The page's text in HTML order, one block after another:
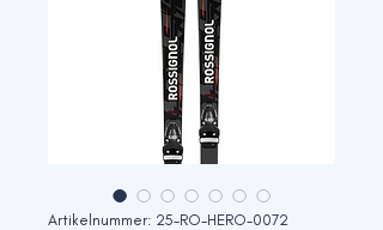
Artikelnummer: 25-RO-HERO-0072